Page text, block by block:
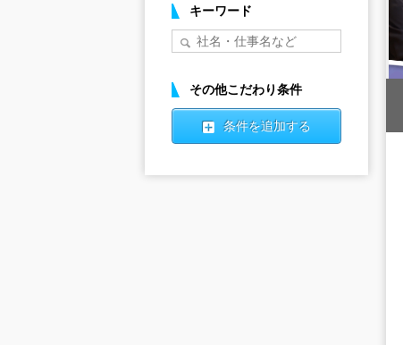
キーワード
その他こだわり条件
条件を追加する